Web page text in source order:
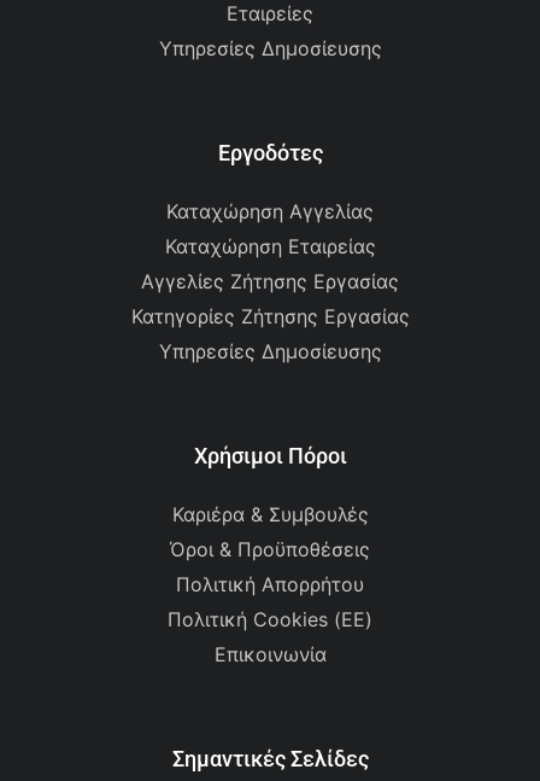
Εταιρείες
Υπηρεσίες Δημοσίευσης
Εργοδότες
Καταχώρηση Αγγελίας
Καταχώρηση Εταιρείας
Αγγελίες Ζήτησης Εργασίας
Κατηγορίες Ζήτησης Εργασίας
Υπηρεσίες Δημοσίευσης
Χρήσιμοι Πόροι
Καριέρα & Συμβουλές
Όροι & Προϋποθέσεις
Πολιτική Απορρήτου
Πολιτική Cookies (ΕΕ)
Επικοινωνία
Σημαντικές Σελίδες